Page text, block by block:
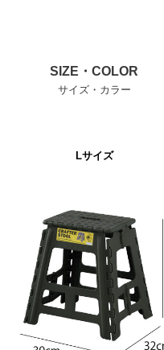
SIZE・COLOR
サイズ・カラー
Lサイズ